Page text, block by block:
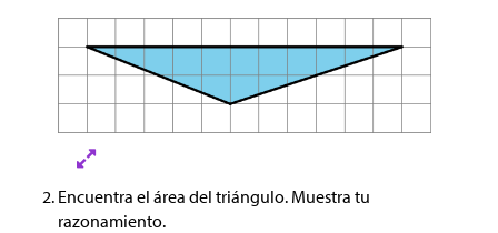
Encuentra el área del triángulo. Muestra tu
razonamiento.